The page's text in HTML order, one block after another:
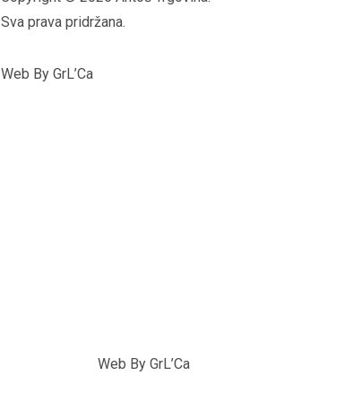
Sva prava pridržana.
Web By GrL’Ca
Web By GrL’Ca